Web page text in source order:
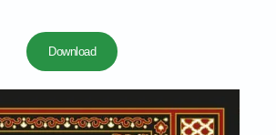
Download